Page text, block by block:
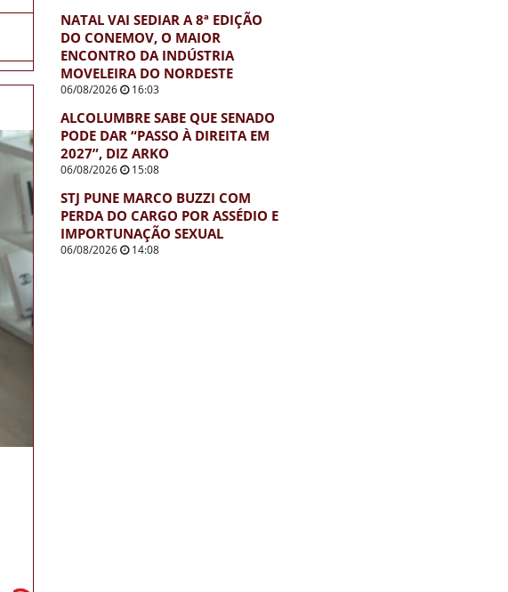
NATAL VAI SEDIAR A 8ª EDIÇÃO
DO CONEMOV, O MAIOR
ENCONTRO DA INDÚSTRIA
MOVELEIRA DO NORDESTE
06/08/2026 16:03
ALCOLUMBRE SABE QUE SENADO
PODE DAR “PASSO À DIREITA EM
2027”, DIZ ARKO
06/08/2026 15:08
STJ PUNE MARCO BUZZI COM
PERDA DO CARGO POR ASSÉDIO E
IMPORTUNAÇÃO SEXUAL
06/08/2026 14:08